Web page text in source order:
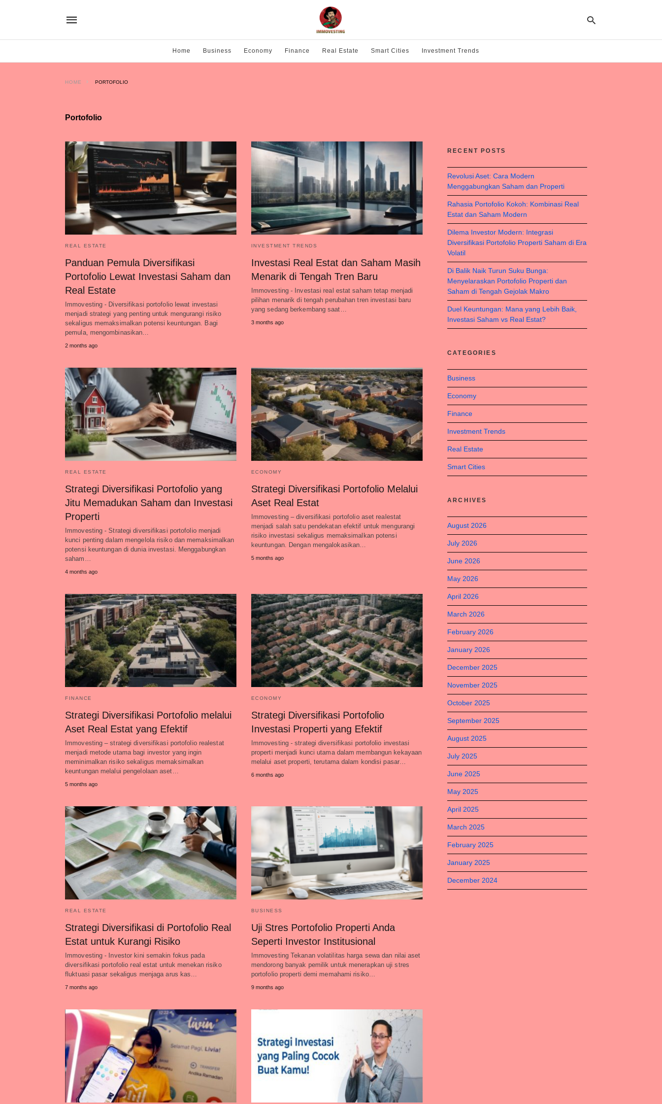
Home Business Economy Finance Real Estate Smart Cities Investment Trends
HOME PORTOFOLIO
Portofolio
REAL ESTATE
Panduan Pemula Diversifikasi
Portofolio Lewat Investasi Saham dan
Real Estate
Immovesting - Diversifikasi portofolio lewat investasi
menjadi strategi yang penting untuk mengurangi risiko
sekaligus memaksimalkan potensi keuntungan. Bagi
pemula, mengombinasikan…
2 months ago
INVESTMENT TRENDS
Investasi Real Estat dan Saham Masih
Menarik di Tengah Tren Baru
Immovesting - Investasi real estat saham tetap menjadi
pilihan menarik di tengah perubahan tren investasi baru
yang sedang berkembang saat…
3 months ago
REAL ESTATE
Strategi Diversifikasi Portofolio yang
Jitu Memadukan Saham dan Investasi
Properti
Immovesting - Strategi diversifikasi portofolio menjadi
kunci penting dalam mengelola risiko dan memaksimalkan
potensi keuntungan di dunia investasi. Menggabungkan
saham…
4 months ago
ECONOMY
Strategi Diversifikasi Portofolio Melalui
Aset Real Estat
Immovesting – diversifikasi portofolio aset realestat
menjadi salah satu pendekatan efektif untuk mengurangi
risiko investasi sekaligus memaksimalkan potensi
keuntungan. Dengan mengalokasikan…
5 months ago
FINANCE
Strategi Diversifikasi Portofolio melalui
Aset Real Estat yang Efektif
Immovesting – strategi diversifikasi portofolio realestat
menjadi metode utama bagi investor yang ingin
meminimalkan risiko sekaligus memaksimalkan
keuntungan melalui pengelolaan aset…
5 months ago
ECONOMY
Strategi Diversifikasi Portofolio
Investasi Properti yang Efektif
Immovesting - strategi diversifikasi portofolio investasi
properti menjadi kunci utama dalam membangun kekayaan
melalui aset properti, terutama dalam kondisi pasar…
6 months ago
REAL ESTATE
Strategi Diversifikasi di Portofolio Real
Estat untuk Kurangi Risiko
Immovesting - Investor kini semakin fokus pada
diversifikasi portofolio real estat untuk menekan risiko
fluktuasi pasar sekaligus menjaga arus kas…
7 months ago
BUSINESS
Uji Stres Portofolio Properti Anda
Seperti Investor Institusional
Immovesting Tekanan volatilitas harga sewa dan nilai aset
mendorong banyak pemilik untuk menerapkan uji stres
portofolio properti demi memahami risiko…
9 months ago
RECENT POSTS
Revolusi Aset: Cara Modern
Menggabungkan Saham dan Properti
Rahasia Portofolio Kokoh: Kombinasi Real
Estat dan Saham Modern
Dilema Investor Modern: Integrasi
Diversifikasi Portofolio Properti Saham di Era
Volatil
Di Balik Naik Turun Suku Bunga:
Menyelaraskan Portofolio Properti dan
Saham di Tengah Gejolak Makro
Duel Keuntungan: Mana yang Lebih Baik,
Investasi Saham vs Real Estat?
CATEGORIES
Business
Economy
Finance
Investment Trends
Real Estate
Smart Cities
ARCHIVES
August 2026
July 2026
June 2026
May 2026
April 2026
March 2026
February 2026
January 2026
December 2025
November 2025
October 2025
September 2025
August 2025
July 2025
June 2025
May 2025
April 2025
March 2025
February 2025
January 2025
December 2024